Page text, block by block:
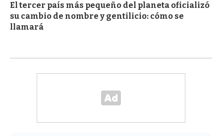
El tercer país más pequeño del planeta oficializó
su cambio de nombre y gentilicio: cómo se
llamará